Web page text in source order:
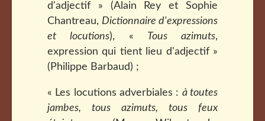
d'adjectif » (Alain Rey et Sophie
Chantreau, Dictionnaire d'expressions
et locutions), « Tous azimuts,
expression qui tient lieu d'adjectif »
(Philippe Barbaud) ;
« Les locutions adverbiales : à toutes
jambes, tous azimuts, tous feux